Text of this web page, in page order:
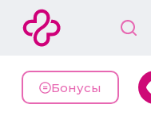
й
и
Бонусы